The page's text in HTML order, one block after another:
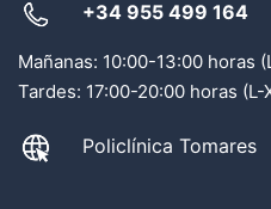
+34 955 499 164
Mañanas: 10:00-13:00 horas
Tardes: 17:00-20:00 horas (L-
Policlínica Tomares